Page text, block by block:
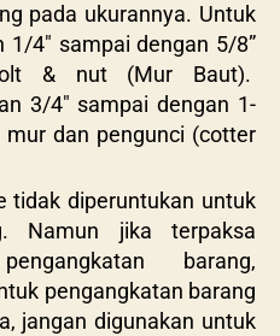
pada ukurannya. Untuk
4″ sampai dengan 5/8”
& nut (Mur Baut).
3/4″ sampai dengan 1-
mur dan pengunci (cotter
tidak diperuntukan untuk
Namun jika terpaksa
barang,
pengangkatan barang
jangan digunakan untuk